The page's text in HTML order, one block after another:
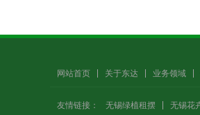
网站首页 关于东达 业务领域
友情链接： 无锡绿植租摆 无锡花